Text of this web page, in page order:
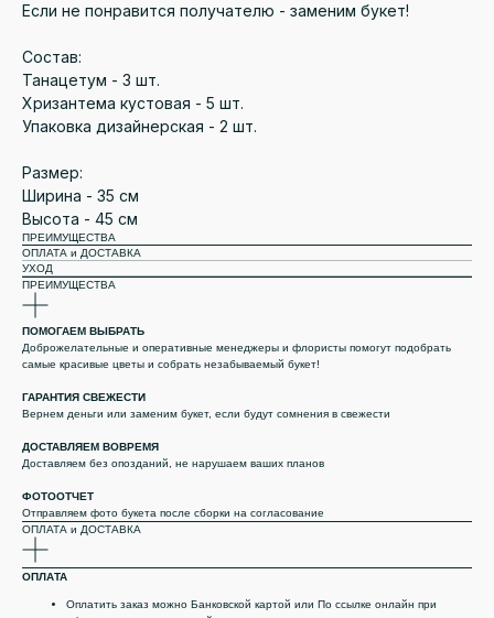
Если не понравится получателю - заменим букет!
Состав:
Танацетум - 3 шт.
Хризантема кустовая - 5 шт.
Упаковка дизайнерская - 2 шт.
Размер:
Ширина - 35 см
Высота - 45 см
ПРЕИМУЩЕСТВА
ОПЛАТА и ДОСТАВКА
УХОД
ПРЕИМУЩЕСТВА
ПОМОГАЕМ ВЫБРАТЬ
Доброжелательные и оперативные менеджеры и флористы помогут подобрать
самые красивые цветы и собрать незабываемый букет!
ГАРАНТИЯ СВЕЖЕСТИ
Вернем деньги или заменим букет, если будут сомнения в свежести
ДОСТАВЛЯЕМ ВОВРЕМЯ
Доставляем без опозданий, не нарушаем ваших планов
ФОТООТЧЕТ
Отправляем фото букета после сборки на согласование
ОПЛАТА и ДОСТАВКА
ОПЛАТА
Оплатить заказ можно Банковской картой или По ссылке онлайн при